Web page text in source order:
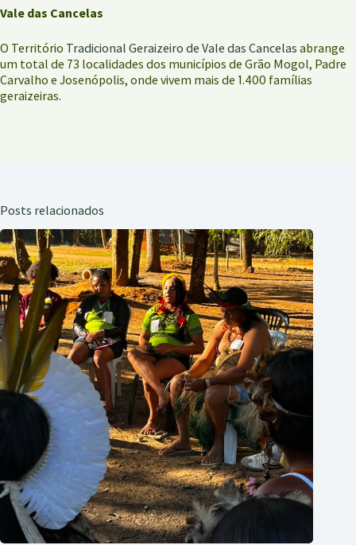
Vale das Cancelas
O Território Tradicional Geraizeiro de Vale das Cancelas abrange
um total de 73 localidades dos municípios de Grão Mogol, Padre
Carvalho e Josenópolis, onde vivem mais de 1.400 famílias
geraizeiras.
Posts relacionados